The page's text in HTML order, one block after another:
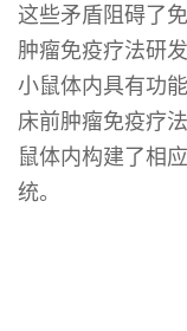
这些矛盾阻碍了
肿瘤免疫疗法研
小鼠体内具有功
床前肿瘤免疫疗
鼠体内构建了相
统。